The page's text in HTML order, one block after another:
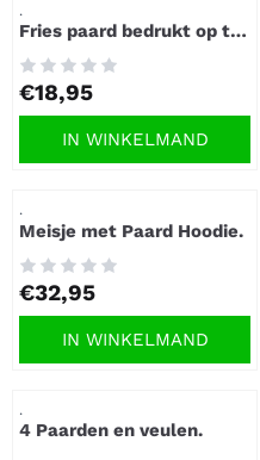
.
Fries paard bedrukt op t-
Prijs: 18,95
€18,95
IN WINKELMAND
Artikelnummer
.
Meisje met Paard Hoodie.
Prijs: 32,95
€32,95
IN WINKELMAND
.
4 Paarden en veulen.